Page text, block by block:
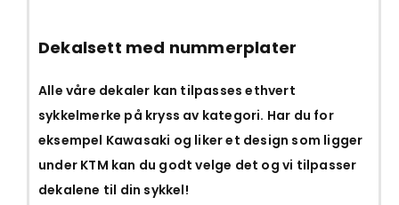
Dekalsett med nummerplater
Alle våre dekaler kan tilpasses ethvert
sykkelmerke på kryss av kategori. Har du for
eksempel Kawasaki og liker et design som ligger
under KTM kan du godt velge det og vi tilpasser
dekalene til din sykkel!